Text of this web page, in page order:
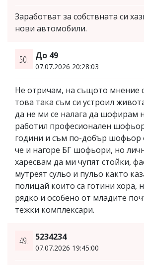
Заработват за собствната си
нови автомобили.
50. До 49
07.07.2026 20:28:03
Не отричам, на същото мнение
това така съм си устроил
да не ми се налага да шофирам
работил професионален
години и съм по-добър шофьор
че и нагоре БГ шофьори, но
харесвам да ми чупят стойки,
мутреят сульо и пульо както
полицай които са готини хора,
рядко и особено от младите
тежки комплексари.
49. 5234234
07.07.2026 19:45:00